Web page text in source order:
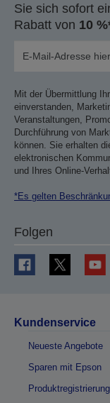
Sie sich sofort
Rabatt von 10
Mit der Übermittlung
einverstanden,
Veranstaltungen,
Durchführung von
können. Sie erhalten
elektronischen
und Ihres Online-
*Es gelten
Folgen
Kundenservice
Neueste Angebote
Sparen mit Epson
Produktregistrierung